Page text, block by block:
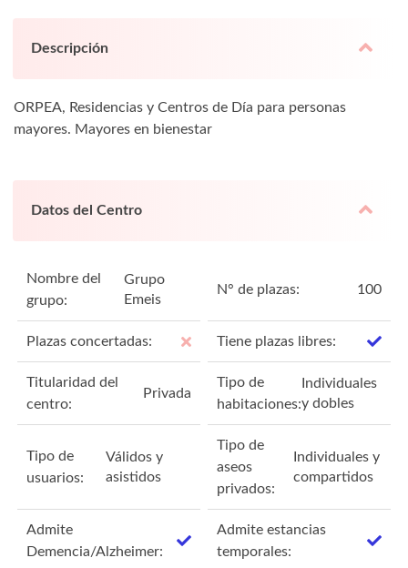
Descripción
ORPEA, Residencias y Centros de Día para personas
mayores. Mayores en bienestar
Datos del Centro
Nombre del
grupo:
Grupo
Emeis
N° de plazas: 100
Plazas concertadas: Tiene plazas libres:
Titularidad del
centro:
Privada
Tipo de
habitaciones:
Individuales
y dobles
Tipo de
usuarios:
Válidos y
asistidos
Tipo de
aseos
privados:
Individuales y
compartidos
Admite
Demencia/Alzheimer:
Admite estancias
temporales: